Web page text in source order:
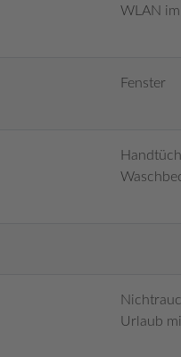
WLAN
Fenster
Urlaub